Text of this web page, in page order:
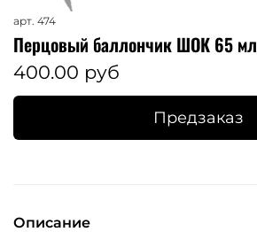
арт. 474
Перцовый баллончик ШОК 65 мл
400.00 руб
Предзаказ
Описание